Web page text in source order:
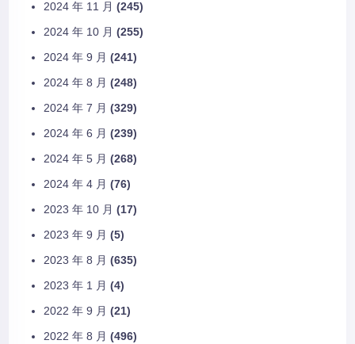
2024 年 11 月 (245)
2024 年 10 月 (255)
2024 年 9 月 (241)
2024 年 8 月 (248)
2024 年 7 月 (329)
2024 年 6 月 (239)
2024 年 5 月 (268)
2024 年 4 月 (76)
2023 年 10 月 (17)
2023 年 9 月 (5)
2023 年 8 月 (635)
2023 年 1 月 (4)
2022 年 9 月 (21)
2022 年 8 月 (496)